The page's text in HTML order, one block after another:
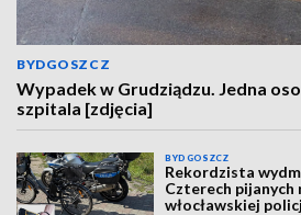
BYDGOSZCZ
Wypadek w Grudziądzu. Jedna
szpitala [zdjęcia]
BYDGOSZCZ
Rekordzista
Czterech
włocławskiej